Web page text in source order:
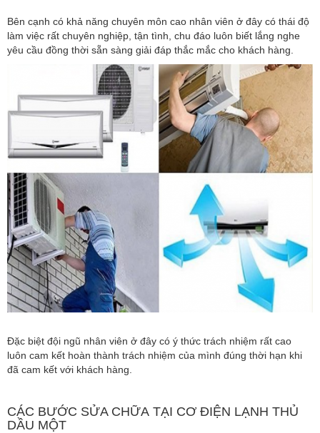
Bên cạnh có khả năng chuyên môn cao nhân viên ở đây có thái độ
làm việc rất chuyên nghiệp, tận tình, chu đáo luôn biết lắng nghe
yêu cầu đồng thời sẵn sàng giải đáp thắc mắc cho khách hàng.
Đặc biệt đội ngũ nhân viên ở đây có ý thức trách nhiệm rất cao
luôn cam kết hoàn thành trách nhiệm của mình đúng thời hạn khi
đã cam kết với khách hàng.
CÁC BƯỚC SỬA CHỮA TẠI CƠ ĐIỆN LẠNH THỦ
DẦU MỘT